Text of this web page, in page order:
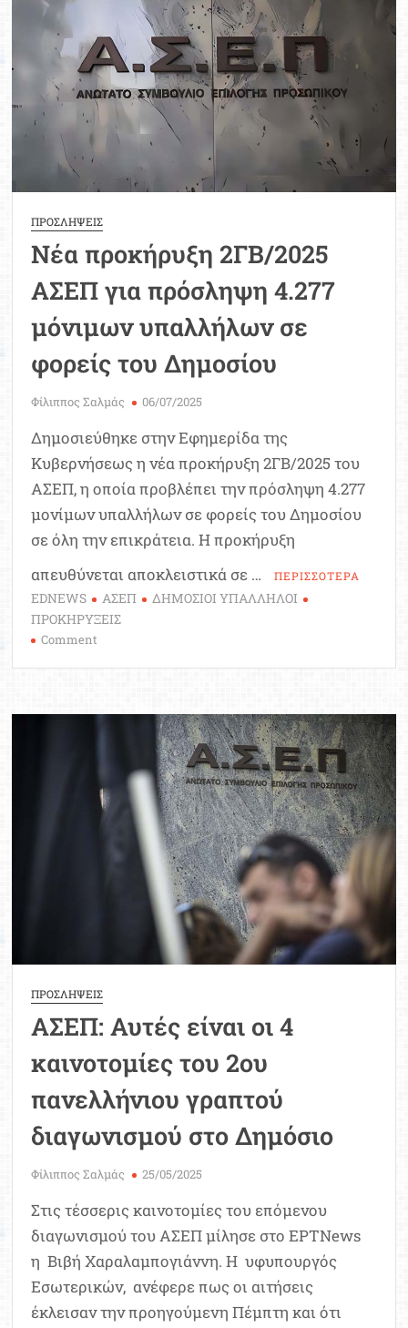
ΠΡΟΣΛΗΨΕΙΣ
Νέα προκήρυξη 2ΓΒ/2025
ΑΣΕΠ για πρόσληψη 4.277
μόνιμων υπαλλήλων σε
φορείς του Δημοσίου
Φίλιππος Σαλμάς 06/07/2025
Δημοσιεύθηκε στην Εφημερίδα της
Κυβερνήσεως η νέα προκήρυξη 2ΓΒ/2025 του
ΑΣΕΠ, η οποία προβλέπει την πρόσληψη 4.277
μονίμων υπαλλήλων σε φορείς του Δημοσίου
σε όλη την επικράτεια. Η προκήρυξη
απευθύνεται αποκλειστικά σε …
ΠΕΡΙΣΣΟΤΕΡΑ
EDNEWS ΑΣΕΠ
ΔΗΜΟΣΙΟΙ ΥΠΑΛΛΗΛΟΙ
ΠΡΟΚΗΡΥΞΕΙΣ
Comment
ΑΣΕΠ
4.277
μόνιμων
υπαλλήλων
φορείς
Δημοσίου
ΠΡΟΣΛΗΨΕΙΣ
ΑΣΕΠ: Αυτές είναι οι 4
καινοτομίες του 2ου
πανελλήνιου γραπτού
διαγωνισμού στο Δημόσιο
Φίλιππος Σαλμάς 25/05/2025
Στις τέσσερις καινοτομίες του επόμενου
διαγωνισμού του ΑΣΕΠ μίλησε στο ΕΡΤΝews
η Βιβή Χαραλαμπογιάννη. Η υφυπουργός
Εσωτερικών, ανέφερε πως οι αιτήσεις
έκλεισαν την προηγούμενη Πέμπτη και ότι